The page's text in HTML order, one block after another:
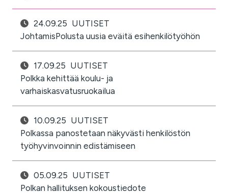
24.09.25 UUTISET
JohtamisPolusta uusia eväitä esihenkilötyöhön
17.09.25 UUTISET
Polkka kehittää koulu- ja
varhaiskasvatusruokailua
10.09.25 UUTISET
Polkassa panostetaan näkyvästi henkilöstön
työhyvinvoinnin edistämiseen
05.09.25 UUTISET
Polkan hallituksen kokoustiedote